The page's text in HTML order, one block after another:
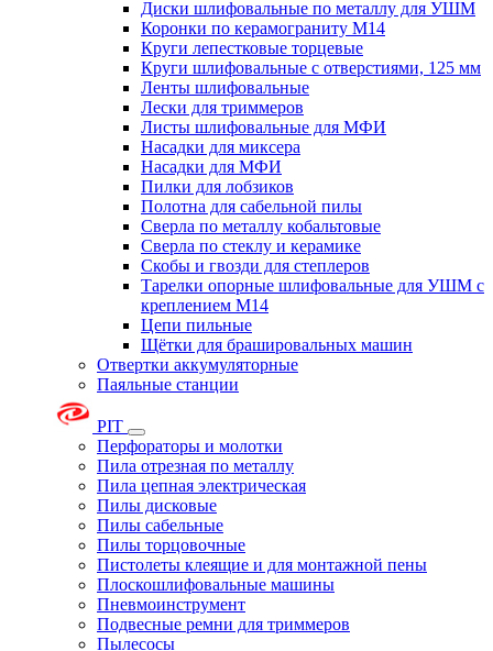
Диски шлифовальные по металлу для УШМ
Коронки по керамограниту M14
Круги лепестковые торцевые
Круги шлифовальные с отверстиями, 125 мм
Ленты шлифовальные
Лески для триммеров
Листы шлифовальные для МФИ
Насадки для миксера
Насадки для МФИ
Пилки для лобзиков
Полотна для сабельной пилы
Сверла по металлу кобальтовые
Сверла по стеклу и керамике
Скобы и гвозди для степлеров
Тарелки опорные шлифовальные для УШМ с
креплением М14
Цепи пильные
Щётки для брашировальных машин
Отвертки аккумуляторные
Паяльные станции
PIT
Перфораторы и молотки
Пила отрезная по металлу
Пила цепная электрическая
Пилы дисковые
Пилы сабельные
Пилы торцовочные
Пистолеты клеящие и для монтажной пены
Плоскошлифовальные машины
Пневмоинструмент
Подвесные ремни для триммеров
Пылесосы